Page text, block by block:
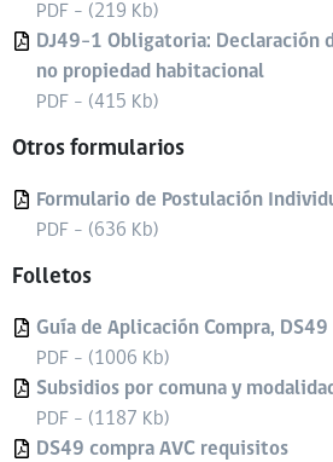
PDF - (219 Kb)
DJ49-1 Obligatoria: Declaración
no propiedad habitacional
PDF - (415 Kb)
Otros formularios
Formulario de Postulación
PDF - (636 Kb)
Folletos
Guía de Aplicación Compra, DS49
PDF - (1006 Kb)
Subsidios por comuna y
PDF - (1187 Kb)
DS49 compra AVC requisitos